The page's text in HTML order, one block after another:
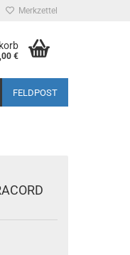
Merkzettel
€
FELDPOST